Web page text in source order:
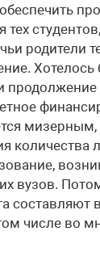
тех
родители
мизерным,
количества
вузов.
числе во